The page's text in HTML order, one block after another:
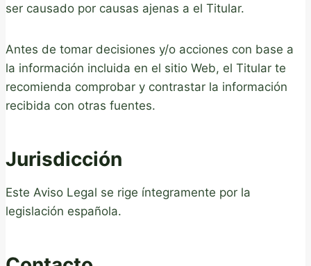
ser causado por causas ajenas a el Titular.
Antes de tomar decisiones y/o acciones con base a
la información incluida en el sitio Web, el Titular te
recomienda comprobar y contrastar la información
recibida con otras fuentes.
Jurisdicción
Este Aviso Legal se rige íntegramente por la
legislación española.